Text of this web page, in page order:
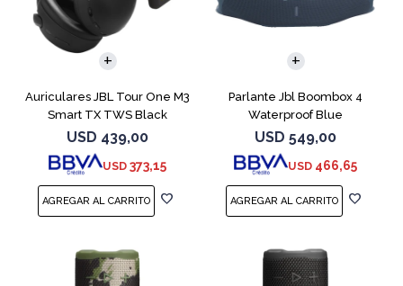
Auriculares JBL Tour One M3
Smart TX TWS Black
USD 439,00
USD 373,15
Parlante Jbl Boombox 4
Waterproof Blue
USD 549,00
USD 466,65